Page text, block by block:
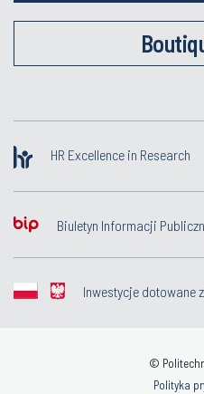
HR Excellence in Research
Biuletyn Informacji
Inwestycje dotowane
©
Polityka